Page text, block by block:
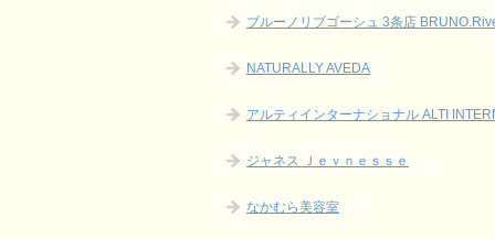
ブルーノリブゴーシュ 3条店
NATURALLY AVEDA
アルティインターナショナル ALTI
ジャネス Ｊｅｖｎｅｓｓｅ
なかむら美容室